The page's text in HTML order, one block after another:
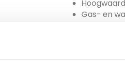
Gas- en